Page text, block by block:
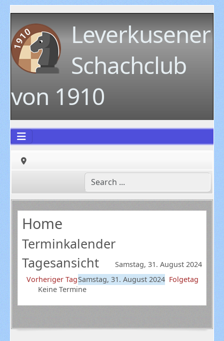
Leverkusener
Schachclub
von 1910
Home
Terminkalender
Tagesansicht
Samstag, 31. August 2024
Vorheriger TagSamstag, 31. August 2024 Folgetag
Keine Termine